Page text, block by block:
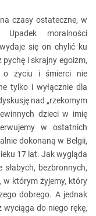
czasy ostateczne, w
moralności
się on chylić ku
pychę i skrajny egoizm,
o życiu i śmierci nie
tylko i wyłącznie dla
nad „rzekomym
dzieci w imię
w ostatnich
dokonaną w Belgii,
17 lat. Jak wygląda
bezbronnych,
w którym żyjemy, który
dobrego. A jednak
wyciąga do niego rękę,